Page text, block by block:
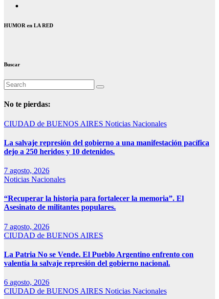
HUMOR en LA RED
Buscar
No te pierdas:
CIUDAD de BUENOS AIRES Noticias Nacionales
La salvaje represión del gobierno a una manifestación pacífica
dejo a 250 heridos y 10 detenidos.
7 agosto, 2026
Noticias Nacionales
“Recuperar la historia para fortalecer la memoria”. El
Asesinato de militantes populares.
7 agosto, 2026
CIUDAD de BUENOS AIRES
La Patria No se Vende. El Pueblo Argentino enfrento con
valentía la salvaje represión del gobierno nacional.
6 agosto, 2026
CIUDAD de BUENOS AIRES Noticias Nacionales